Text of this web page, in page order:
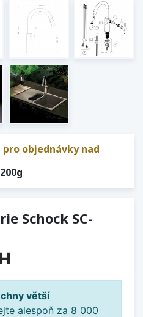
objednávky nad
Schock SC-
větší
alespoň za 8 000